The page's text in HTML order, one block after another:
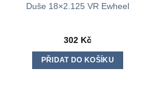
Duše 18×2.125 VR Ewheel
302 Kč
PŘIDAT DO KOŠÍKU